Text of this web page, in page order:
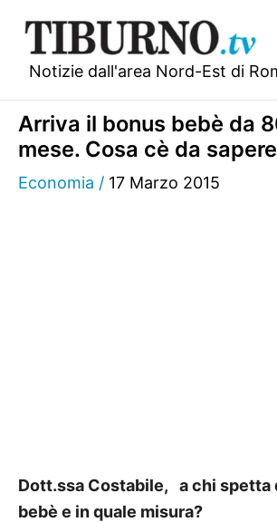
contenuto
Notizie dall'area Nord-Est di
Arriva il bonus bebè da
mese. Cosa cè da sapere
Economia / 17 Marzo 2015
Dott.ssa Costabile, a chi spetta
bebè e in quale misura?